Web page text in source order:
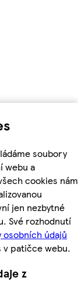
soubory
webu a
cookies nám
jen nezbytné
Své rozhodnutí
osobních údajů
v patičce webu.
z